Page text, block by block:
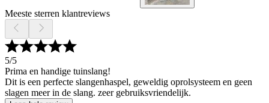
Meeste sterren klantreviews
5/5
Prima en handige tuinslang!
Dit is een perfecte slangenhaspel, geweldig oprolsysteem en geen
slagen meer in de slang. zeer gebruiksvriendelijk.